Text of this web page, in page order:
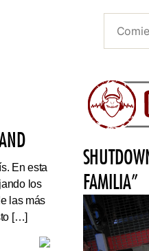
En esta
los
las más
[…]
FAMILIA”